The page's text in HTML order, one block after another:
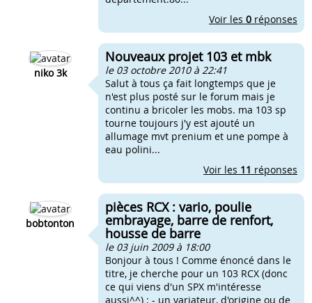
Voir les 0 réponses
niko 3k
Nouveaux projet 103 et mbk
le 03 octobre 2010 à 22:41
Salut à tous ça fait longtemps que je
n'est plus posté sur le forum mais je
continu a bricoler les mobs. ma 103 sp
tourne toujours j'y est ajouté un
allumage mvt prenium et une pompe à
eau polini...
Voir les 11 réponses
bobtonton
pièces RCX : vario, poulie
embrayage, barre de renfort,
housse de barre
le 03 juin 2009 à 18:00
Bonjour à tous ! Comme énoncé dans le
titre, je cherche pour un 103 RCX (donc
ce qui viens d'un SPX m'intéresse
aussi^^) : - un variateur, d'origine ou de